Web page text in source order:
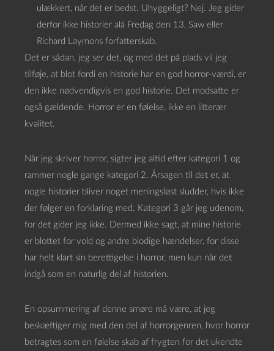
ulækkert, når det er bedst. Uhyggeligt? Nej. Jeg gider
derfor ikke historier alá Fredag den 13, Saw eller
Richard Laymons forfatterskab.
Det er sådan, jeg ser det, og med det på plads vil jeg
tilføje, at blot fordi en historie har en god horror-værdi, er
den ikke nødvendigvis en god historie. Det modsatte er
også gældende. Horror er en følelse, ikke en litterær
kvalitet.
Når jeg skriver horror, sigter jeg altid efter kategori 1 og
rammer nogle gange kategori 2. Årsagen til det er, at
nogle historier bliver noget meningsløst sludder, hvis ikke
der følger en forklaring med. Kategori 3 går jeg udenom,
for det gider jeg ikke. Dermed ikke sagt, at mine historie
er blottet for vold og andre blodige hændelser, for disse
har helt klart sin berettigelse i horror, men kun når det
indgå som en naturlig del af historien.
En opsummering af denne smøre må være, at jeg
beskæftiger mig med den del af horrorgenren, hvor horror
betragtes som en følelse skab af frygten for det ukendte